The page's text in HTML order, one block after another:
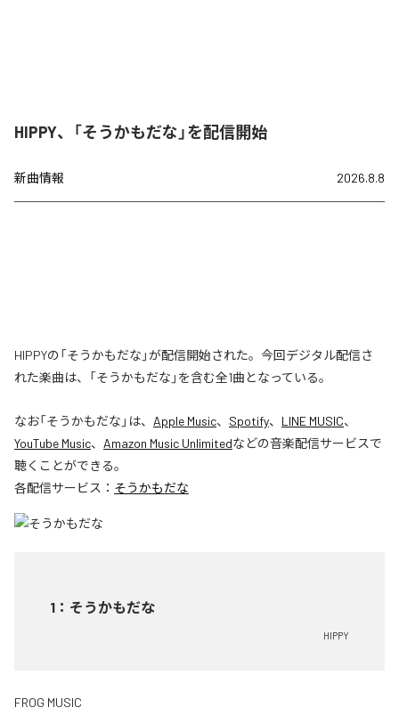
HIPPY、「そうかもだな」を配信開始
新曲情報 2026.8.8
HIPPYの「そうかもだな」が配信開始された。今回デジタル配信さ
れた楽曲は、「そうかもだな」を含む全1曲となっている。
なお「そうかもだな 」は、 Apple Music、 Spotify、 LINE MUSIC、
YouTube Music、 Amazon Music Unlimitedなどの音楽配信サービスで
聴くことができる。
各配信サービス： そうかもだな
1 ： そうかもだな
HIPPY
FROG MUSIC